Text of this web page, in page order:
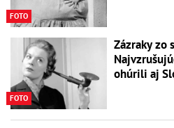
FOTO
FOTO
Zázraky zo
ohúrili aj